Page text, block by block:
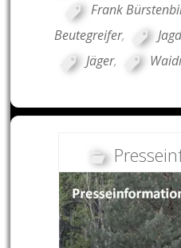
Frank
Beutegreifer, Jagd
Jäger,